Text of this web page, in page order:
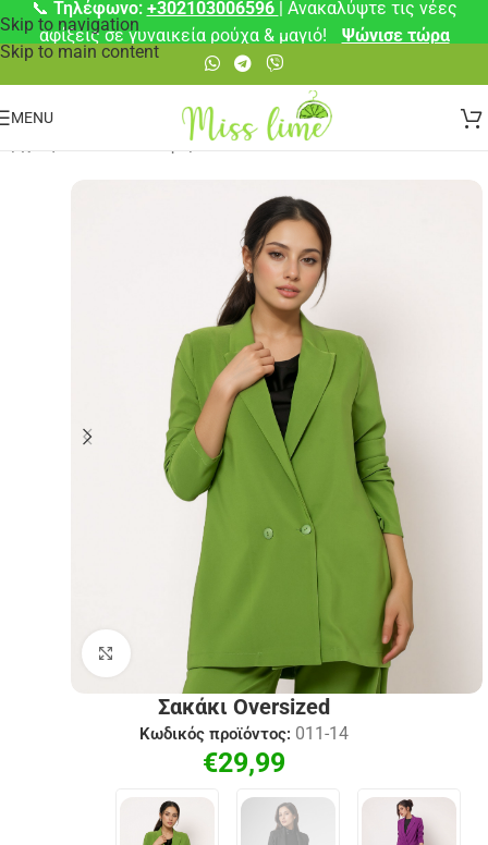
Skip to navigation
Skip to main content
📞 Τηλέφωνο: +302103006596 | Ανακαλύψτε τις νέες
αφίξεις σε γυναικεία ρούχα & μαγιό!
Ψώνισε τώρα
MENU
Πανωφόρια
Click to enlarge
Σακάκι Oversized
Κωδικός προϊόντος: 011-14
€29,99